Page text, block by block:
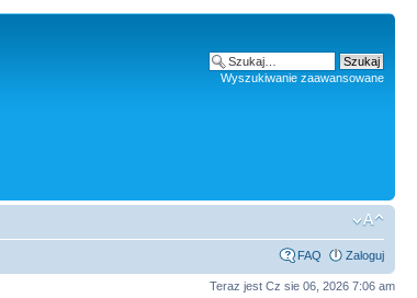
Wyszukiwanie zaawansowane
FAQ Zaloguj
Teraz jest Cz sie 06, 2026 7:06 am